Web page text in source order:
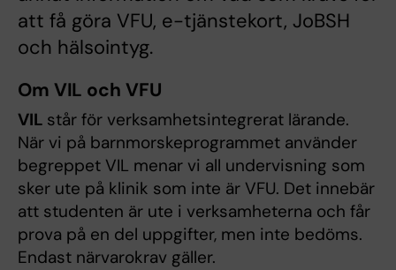
att få göra VFU, e-tjänstekort, JoBSH
och hälsointyg.
Om VIL och VFU
VIL står för verksamhetsintegrerat lärande.
När vi på barnmorskeprogrammet använder
begreppet VIL menar vi all undervisning som
sker ute på klinik som inte är VFU. Det innebär
att studenten är ute i verksamheterna och får
prova på en del uppgifter, men inte bedöms.
Endast närvarokrav gäller.